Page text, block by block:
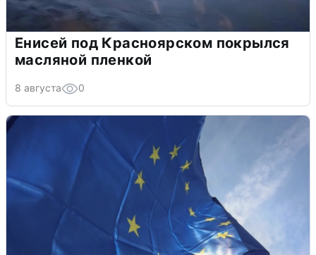
Енисей под Красноярском покрылся
масляной пленкой
8 августа 0